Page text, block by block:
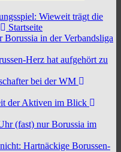
Wieweit trägt die
Startseite
Borussia in der Verbandsliga
Herz hat aufgehört zu
bei der WM
der Aktiven im Blick
(fast) nur Borussia im
Hartnäckige Borussen-